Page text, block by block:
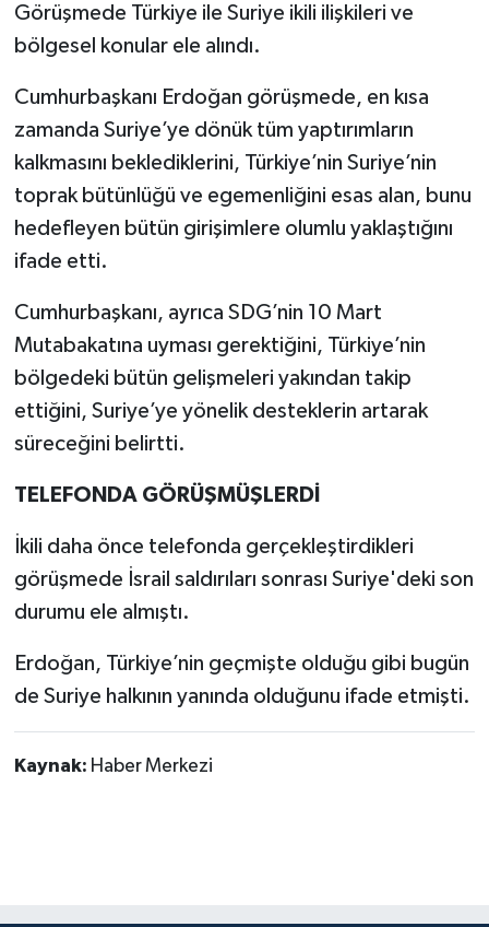
Görüşmede Türkiye ile Suriye ikili ilişkileri ve
bölgesel konular ele alındı.
Cumhurbaşkanı Erdoğan görüşmede, en kısa
zamanda Suriye’ye dönük tüm yaptırımların
kalkmasını beklediklerini, Türkiye’nin Suriye’nin
toprak bütünlüğü ve egemenliğini esas alan, bunu
hedefleyen bütün girişimlere olumlu yaklaştığını
ifade etti.
Cumhurbaşkanı, ayrıca SDG’nin 10 Mart
Mutabakatına uyması gerektiğini, Türkiye’nin
bölgedeki bütün gelişmeleri yakından takip
ettiğini, Suriye’ye yönelik desteklerin artarak
süreceğini belirtti.
TELEFONDA GÖRÜŞMÜŞLERDİ
İkili daha önce telefonda gerçekleştirdikleri
görüşmede İsrail saldırıları sonrası Suriye'deki son
durumu ele almıştı.
Erdoğan, Türkiye’nin geçmişte olduğu gibi bugün
de Suriye halkının yanında olduğunu ifade etmişti.
Kaynak: Haber Merkezi